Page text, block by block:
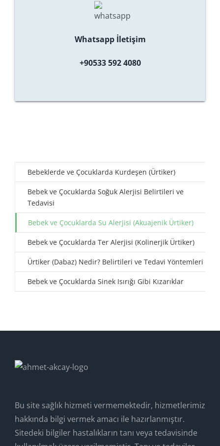
Whatsapp İletişim
+90533 592 4080
Bebeklerde ve Çocuklarda Kurdeşen (Ürtiker)
Bebek ve Çocuklarda Soğuk Alerjisi Belirtileri ve
Tedavisi
Bebek ve Çocuklarda Su Alerjisi (Akuajenik Ürtiker)
Bebek ve Çocuklarda Ter Alerjisi (Kolinerjik Ürtiker)
Ürtiker (Dabaz) Nedir? Belirtileri ve Tedavi Yöntemleri
Bebek ve Çocuklarda Sinek Isırığı Gibi Kızarıklar
Bu site sağlık hizmeti vermemektedir, hizmetlerimiz
hakkında bilgi vermek amacı ile hazırlanmıştır.
Sitedeki bilgiler hastalıkların tanı veya tedavisinde